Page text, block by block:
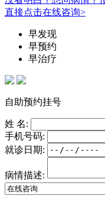
直接点击在线咨询>
早发现
早预约
早治疗
自助预约挂号
姓 名:
手机号码:
就诊日期:
病情描述: